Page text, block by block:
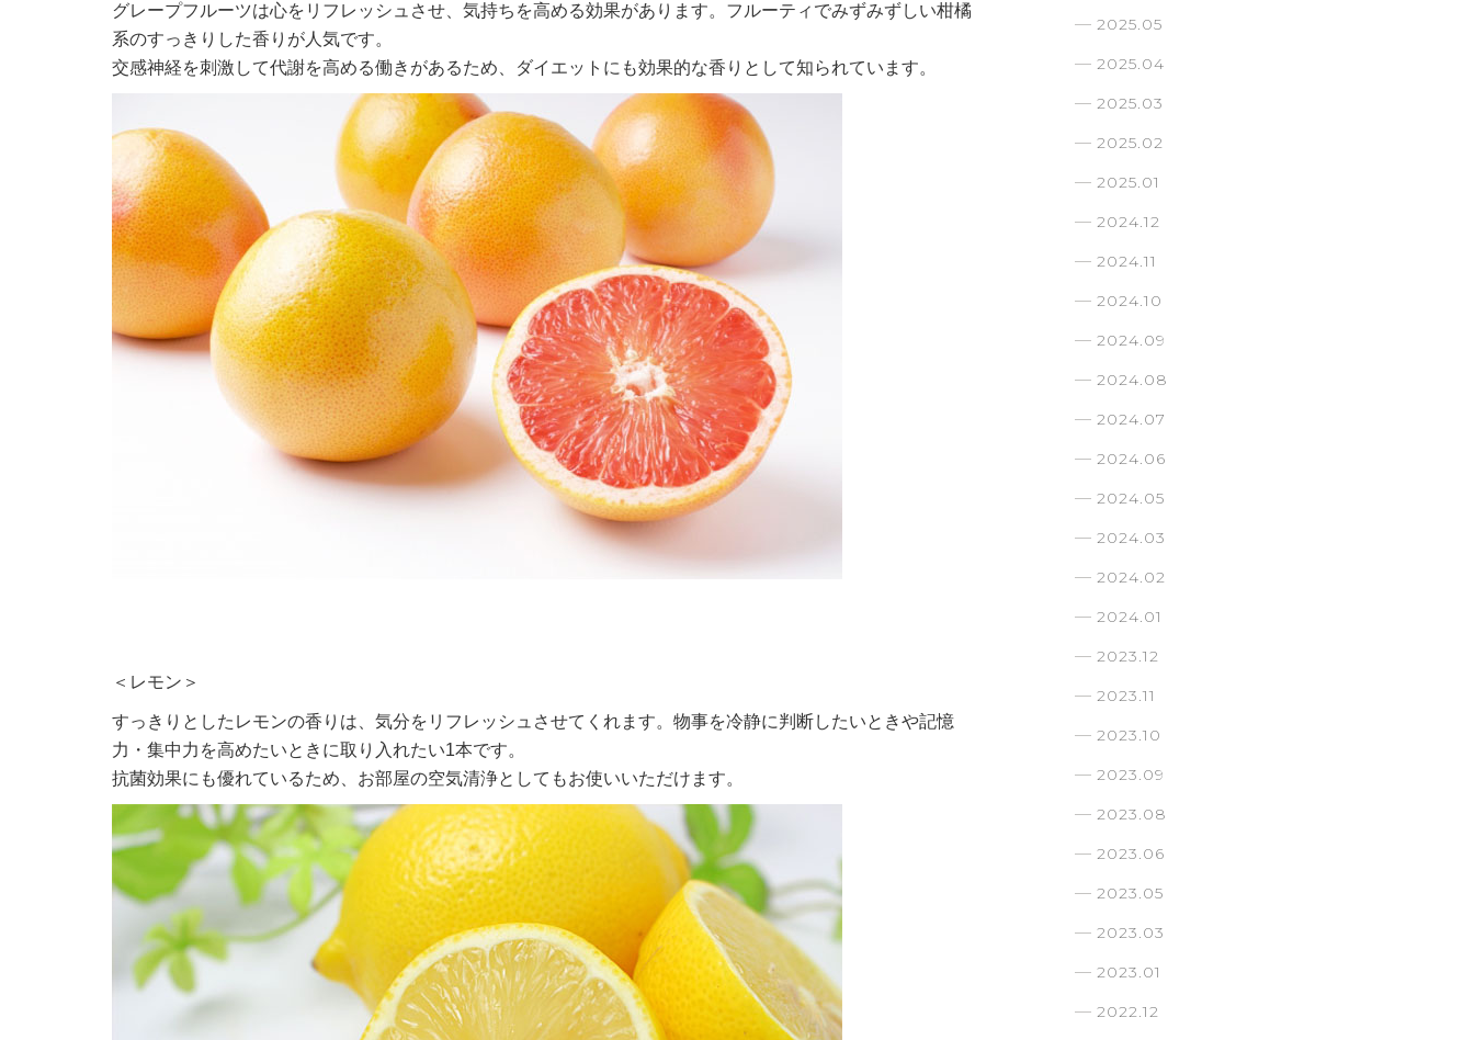
グレープフルーツは心をリフレッシュさせ、気持ちを高める効果があります。フルーティでみずみずしい柑橘
系のすっきりした香りが人気です。
交感神経を刺激して代謝を高める働きがあるため、ダイエットにも効果的な香りとして知られています。
＜レモン＞
すっきりとしたレモンの香りは、気分をリフレッシュさせてくれます。物事を冷静に判断したいときや記憶
力・集中力を高めたいときに取り入れたい1本です。
抗菌効果にも優れているため、お部屋の空気清浄としてもお使いいただけます。
2025.05
2025.04
2025.03
2025.02
2025.01
2024.12
2024.11
2024.10
2024.09
2024.08
2024.07
2024.06
2024.05
2024.03
2024.02
2024.01
2023.12
2023.11
2023.10
2023.09
2023.08
2023.06
2023.05
2023.03
2023.01
2022.12